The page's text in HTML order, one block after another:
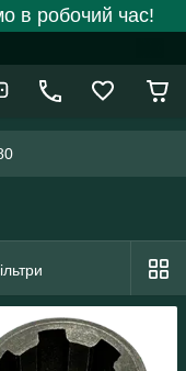
в робочий час!